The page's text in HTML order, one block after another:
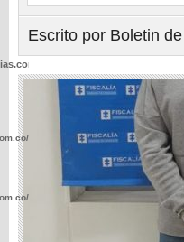
Escrito por Boletin
wp-
wp-
wp-